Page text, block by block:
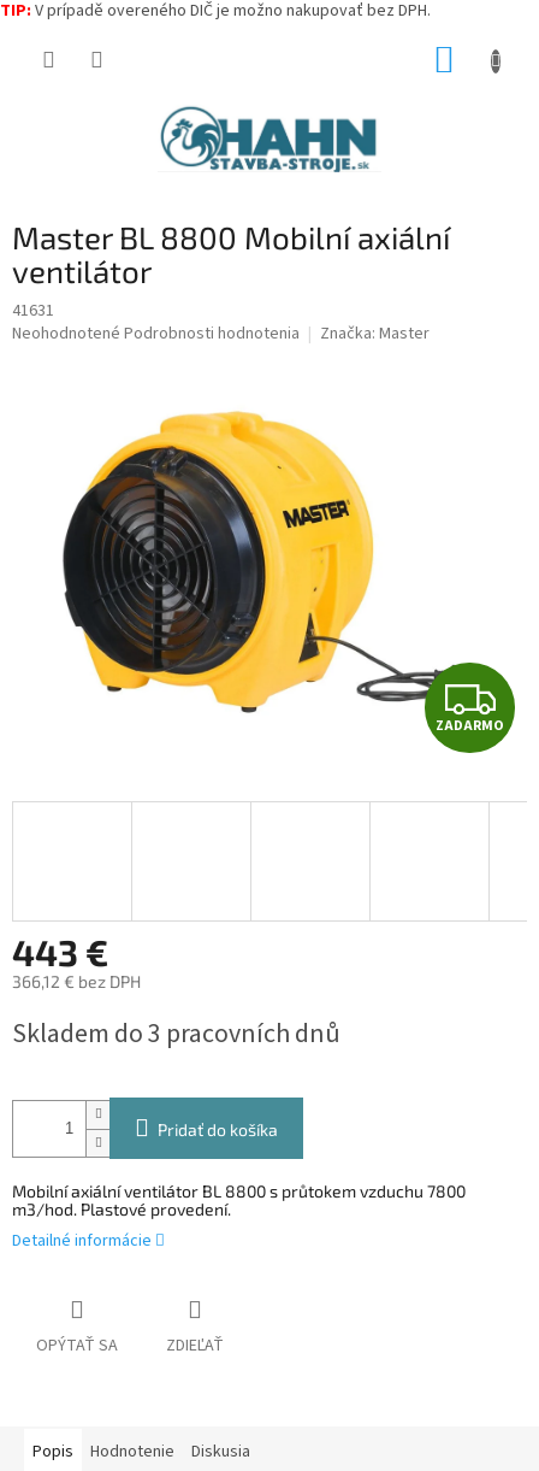
TIP: V prípadě overeného DIČ je možno nakupovať bez DPH.
Master BL 8800 Mobilní axiální
ventilátor
41631
Priemerné
hviezdičiek.
Neohodnotené Podrobnosti hodnotenia Značka: Master
Z
A
D
ZADARMO
443 €
366,12 € bez DPH
cena:
Skladem do 3 pracovních dnů
Pridať do košíka
Mobilní axiální ventilátor BL 8800 s průtokem vzduchu 7800
m3/hod. Plastové provedení.
Detailné informácie
OPÝTAŤ SA ZDIEĽAŤ
Popis Hodnotenie Diskusia